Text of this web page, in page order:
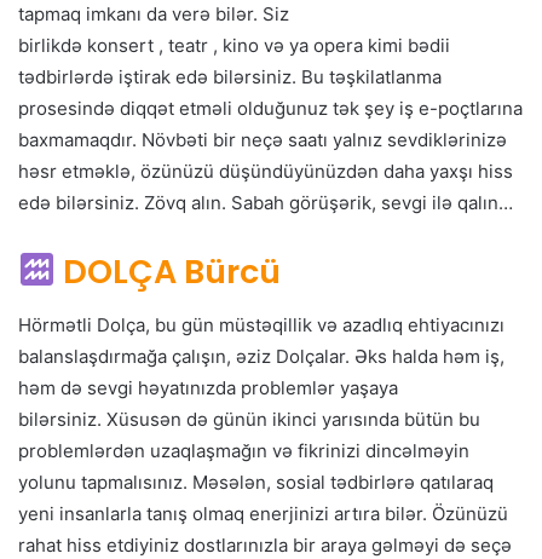
tapmaq imkanı da verə bilər. Siz
birlikdə konsert , teatr , kino və ya opera kimi bədii
tədbirlərdə iştirak edə bilərsiniz. Bu təşkilatlanma
prosesində diqqət etməli olduğunuz tək şey iş e-poçtlarına
baxmamaqdır. Növbəti bir neçə saatı yalnız sevdiklərinizə
həsr etməklə, özünüzü düşündüyünüzdən daha yaxşı hiss
edə bilərsiniz. Zövq alın. Sabah görüşərik, sevgi ilə qalın…
DOLÇA Bürcü
Hörmətli Dolça, bu gün müstəqillik və azadlıq ehtiyacınızı
balanslaşdırmağa çalışın, əziz Dolçalar. Əks halda həm iş,
həm də sevgi həyatınızda problemlər yaşaya
bilərsiniz. Xüsusən də günün ikinci yarısında bütün bu
problemlərdən uzaqlaşmağın və fikrinizi dincəlməyin
yolunu tapmalısınız. Məsələn, sosial tədbirlərə qatılaraq
yeni insanlarla tanış olmaq enerjinizi artıra bilər. Özünüzü
rahat hiss etdiyiniz dostlarınızla bir araya gəlməyi də seçə